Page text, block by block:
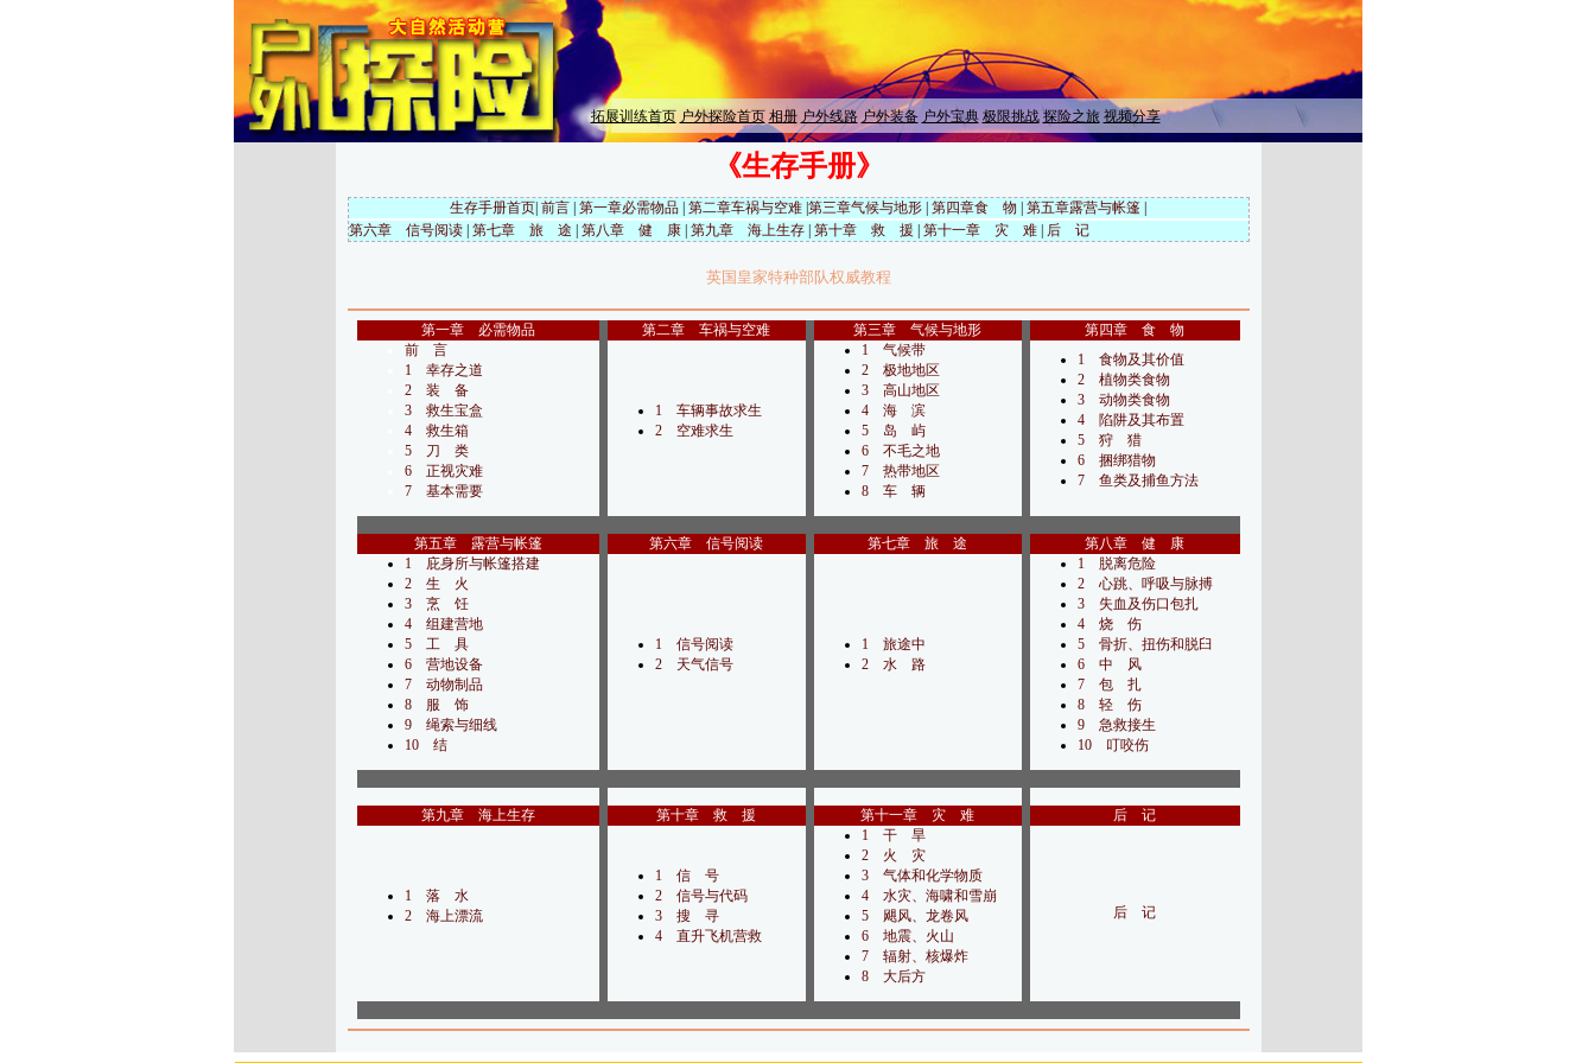
拓展训练首页 户外探险首页 相册 户外线路 户外装备 户外宝典 极限挑战 探险之旅 视频分享
《生存手册》
生存手册首页 前言 第一章必需物品 第二章车祸与空难 第三章气候与地形 第四章食 物 第五章露营与帐篷
第六章 信号阅读| 第七章 旅 途 第八章 健 康| 第九章 海上生存| 第十章 救 援 第十一章 灾 难| 后 记
英国皇家特种部队权威教程
第一章 必需物品 第二章 车祸与空难 第三章 气候与地形
第四章 食 物
前 言
1 幸存之道
2 装 备
3 救生宝盒
4 救生箱
5 刀 类
6 正视灾难
7 基本需要
1 车辆事故求生
2 空难求生
1 气候带
2 极地地区
3 高山地区
4 海 滨
5 岛 屿
6 不毛之地
7 热带地区
8 车 辆
1 食物及其价值
2 植物类食物
3 动物类食物
4 陷阱及其布置
5 狩 猎
6 捆绑猎物
7 鱼类及捕鱼方法
第五章 露营与帐篷 第六章 信号阅读 第七章 旅 途
第八章 健 康
1 庇身所与帐篷搭建
2 生 火
3 烹 饪
4 组建营地
5 工 具
6 营地设备
7 动物制品
8 服 饰
9 绳索与细线
10 结
1 信号阅读
2 天气信号
1 旅途中
2 水 路
1 脱离危险
2 心跳、呼吸与脉搏
3 失血及伤口包扎
4 烧 伤
5 骨折、扭伤和脱臼
6 中 风
7 包 扎
8 轻 伤
9 急救接生
10 叮咬伤
第九章 海上生存 第十章 救 援 第十一章 灾 难 后 记
1 落 水
2 海上漂流
1 信 号
2 信号与代码
3 搜 寻
4 直升飞机营救
1 干 旱
2 火 灾
3 气体和化学物质
4 水灾、海啸和雪崩
5 飓风、龙卷风
6 地震、火山
7 辐射、核爆炸
8 大后方
后 记